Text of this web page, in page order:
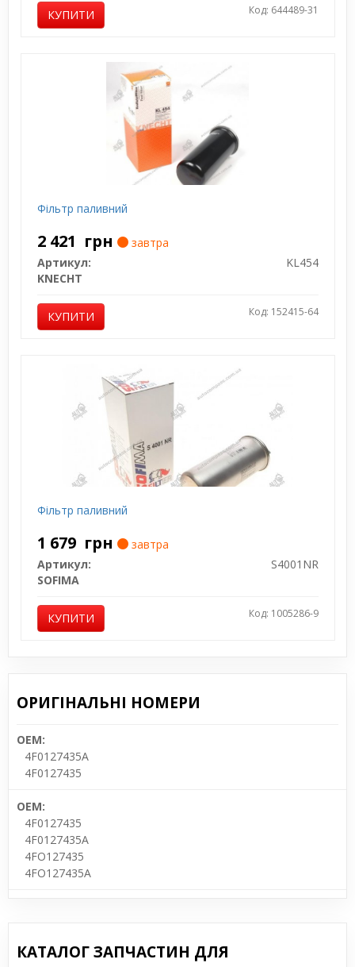
КУПИТИ Код: 644489-31
Фільтр паливний
2 421 грн
завтра
Артикул:
KL454
KNECHT
КУПИТИ Код: 152415-64
Фільтр паливний
1 679 грн
завтра
Артикул:
S4001NR
SOFIMA
КУПИТИ Код: 1005286-9
ОРИГІНАЛЬНІ НОМЕРИ
OEM:
4F0127435A
4F0127435
OEM:
4F0127435
4F0127435A
4FO127435
4FO127435A
КАТАЛОГ ЗАПЧАСТИН ДЛЯ